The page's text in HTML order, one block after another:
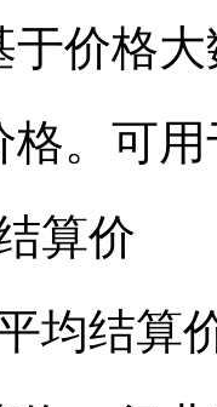
价格
。可
算价
均结算